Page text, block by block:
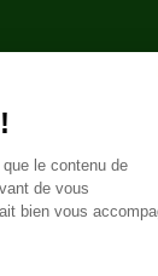
60
de Vente